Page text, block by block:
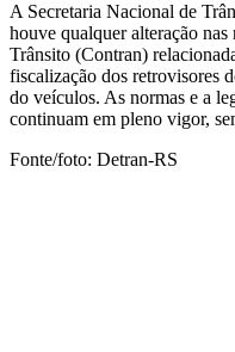
A Secretaria Nacional de
houve qualquer alteração
Trânsito (Contran)
fiscalização dos retrovisores
do veículos. As normas e a
continuam em pleno vigor,
Fonte/foto: Detran-RS